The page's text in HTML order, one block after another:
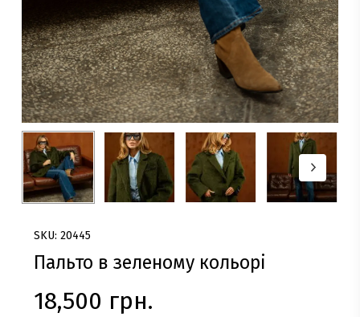
SKU: 20445
Пальто в зеленому кольорі
18,500 грн.